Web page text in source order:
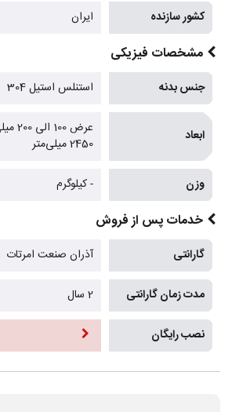
کشور سازنده ایران
مشخصات فیزیکی
جنس بدنه استنلس استیل 304
ابعاد
عرض
2450 میلی‌متر
وزن - کیلوگرم
خدمات پس از فروش
گارانتی آذران صنعت امرتات
مدت زمان گارانتی 2 سال
نصب رایگان